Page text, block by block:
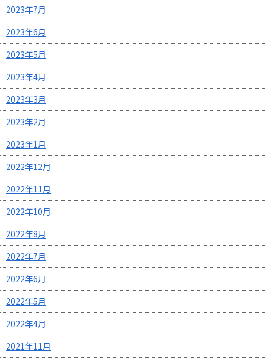
2023年7月
2023年6月
2023年5月
2023年4月
2023年3月
2023年2月
2023年1月
2022年12月
2022年11月
2022年10月
2022年8月
2022年7月
2022年6月
2022年5月
2022年4月
2021年11月